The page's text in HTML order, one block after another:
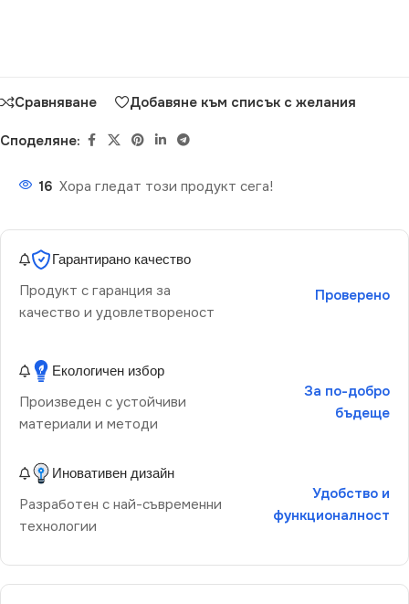
Сравняване Добавяне към списък с желания
Споделяне:
16 Хора гледат този продукт сега!
Гарантирано качество
Продукт с гаранция за
качество и удовлетвореност
Проверено
Екологичен избор
Произведен с устойчиви
материали и методи
За по-добро
бъдеще
Иновативен дизайн
Разработен с най-съвременни
технологии
Удобство и
функционалност